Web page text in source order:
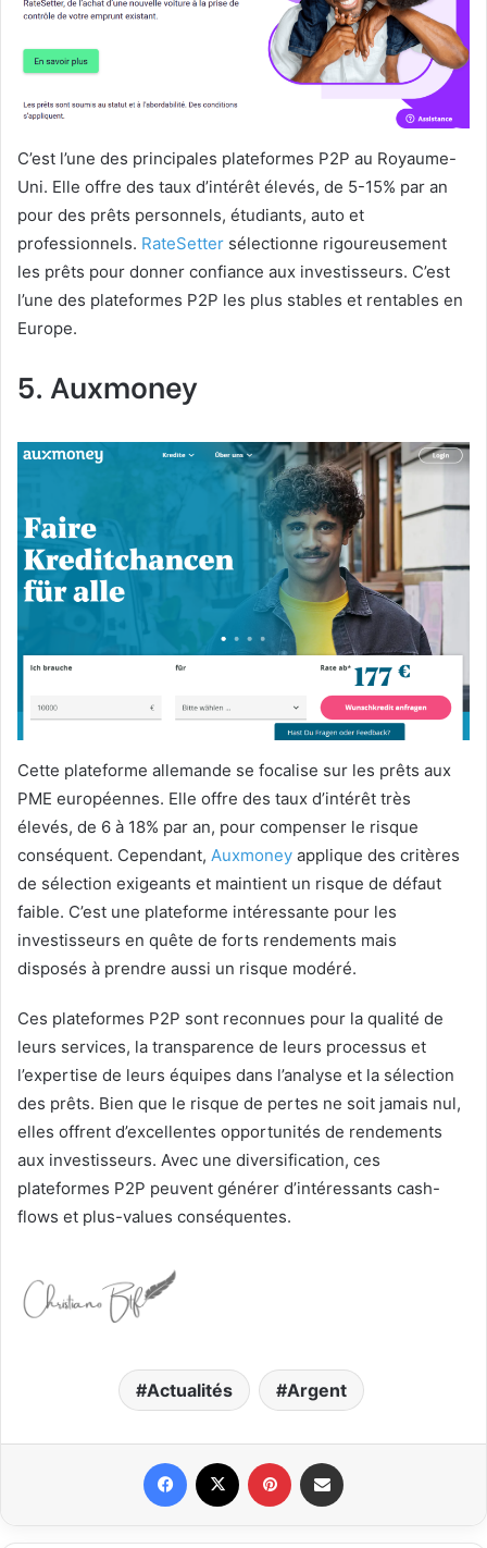
C’est l’une des principales plateformes P2P au Royaume-
Uni. Elle offre des taux d’intérêt élevés, de 5-15% par an
pour des prêts personnels, étudiants, auto et
professionnels. RateSetter sélectionne rigoureusement
les prêts pour donner confiance aux investisseurs. C’est
l’une des plateformes P2P les plus stables et rentables en
Europe.
5. Auxmoney
Cette plateforme allemande se focalise sur les prêts aux
PME européennes. Elle offre des taux d’intérêt très
élevés, de 6 à 18% par an, pour compenser le risque
conséquent. Cependant, Auxmoney applique des critères
de sélection exigeants et maintient un risque de défaut
faible. C’est une plateforme intéressante pour les
investisseurs en quête de forts rendements mais
disposés à prendre aussi un risque modéré.
Ces plateformes P2P sont reconnues pour la qualité de
leurs services, la transparence de leurs processus et
l’expertise de leurs équipes dans l’analyse et la sélection
des prêts. Bien que le risque de pertes ne soit jamais nul,
elles offrent d’excellentes opportunités de rendements
aux investisseurs. Avec une diversification, ces
plateformes P2P peuvent générer d’intéressants cash-
flows et plus-values conséquentes.
Actualités Argent
Facebook Pinterest